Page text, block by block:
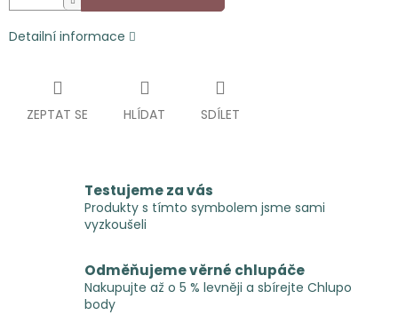
Detailní informace
ZEPTAT SE HLÍDAT SDÍLET
Testujeme za vás
Produkty s tímto symbolem jsme sami
vyzkoušeli
Odměňujeme věrné chlupáče
Nakupujte až o 5 % levněji a sbírejte Chlupo
body